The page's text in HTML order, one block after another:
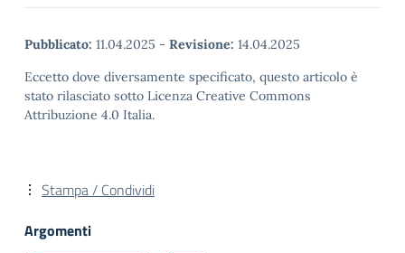
Pubblicato: 11.04.2025 - Revisione: 14.04.2025
Eccetto dove diversamente specificato, questo articolo è
stato rilasciato sotto Licenza Creative Commons
Attribuzione 4.0 Italia.
Stampa / Condividi
Argomenti